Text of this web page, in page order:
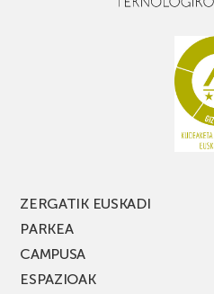
ZERGATIK EUSKADI
PARKEA
CAMPUSA
ESPAZIOAK